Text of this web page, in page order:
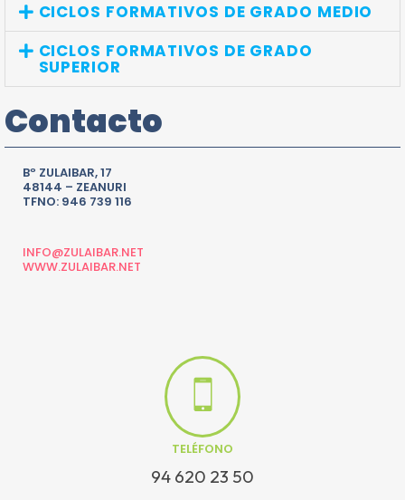
CICLOS FORMATIVOS DE GRADO MEDIO
CICLOS FORMATIVOS DE GRADO
SUPERIOR
Contacto
Bº ZULAIBAR, 17
48144 – ZEANURI
TFNO: 946 739 116
INFO@ZULAIBAR.NET
WWW.ZULAIBAR.NET
TELÉFONO
94 620 23 50